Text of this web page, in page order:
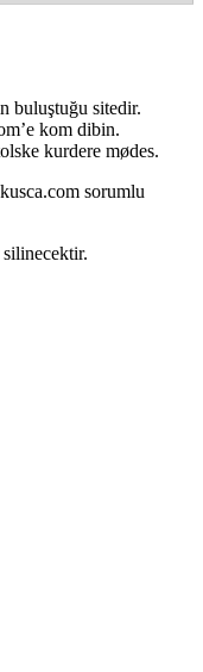
buluştuğu sitedir.
kom dibin.
kurdere mødes.
sorumlu